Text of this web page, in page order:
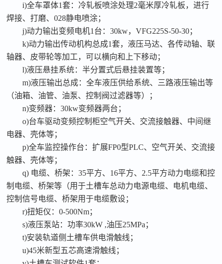
i)全车罩体1套：冷轧板喷涂处理2毫米厚冷轧板，进行
焊接、打磨、028静电喷涂；
j)动力输出变频电机1台：30kw，VFG225S-50-30；
k)动力输出传动机构总成1套，液压马达、各传动轴、联
轴器、皮带轮等加工，可以横向和上下移动；
l)液压悬挂系统：半分置式后悬挂装置等；
m)液压输出总成：全车液压供给系统、三路液压输出等
（油箱、油管、油泵、控制阀过滤器等）；
n)变频器：30kw变频器两台；
o)台车驱动变频控制柜空气开关、交流接触器、中间继
电器、壳体等；
p)全车监控操作台：扩展FP0型PLC、空气开关、交流接
触器、壳体等；
q) 电缆、桥架：35平方、16平方、2.5平方动力电缆和控
制电缆、桥架等（用于土槽车总动力电源电缆、电机电缆、
控制信号电缆、桥架用于电缆敷设；
r)扭矩仪：0-500Nm；
s)液压泵站：功率30kW ,油压25MPa；
t)安装轨道侧土槽车供电滑触线；
u)45米新型五芯高速滑触线；